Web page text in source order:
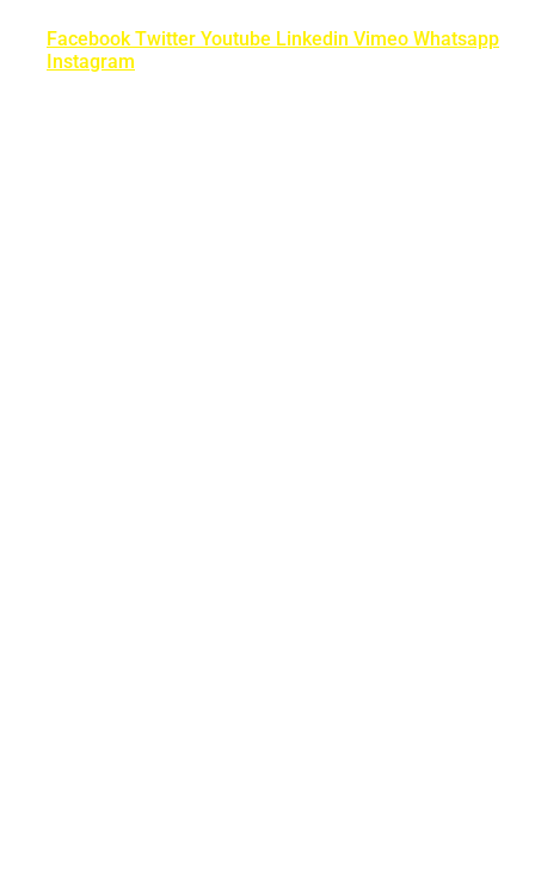
Facebook Twitter Youtube Linkedin Vimeo Whatsapp
Instagram